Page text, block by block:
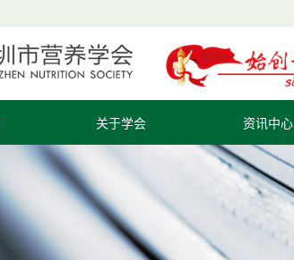
关于学会 资讯中心